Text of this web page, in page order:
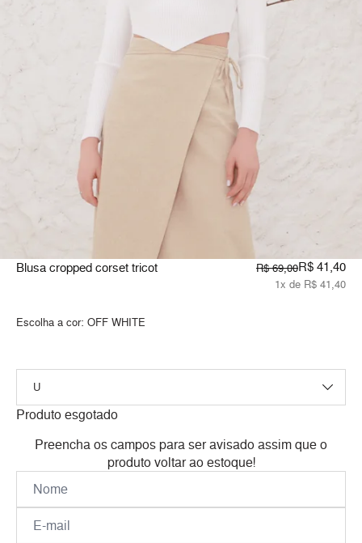
Blusa cropped corset tricot R$ 69,00R$ 41,40
1x de R$ 41,40
Escolha a cor: OFF WHITE
Produto esgotado
Preencha os campos para ser avisado assim que o
produto voltar ao estoque!